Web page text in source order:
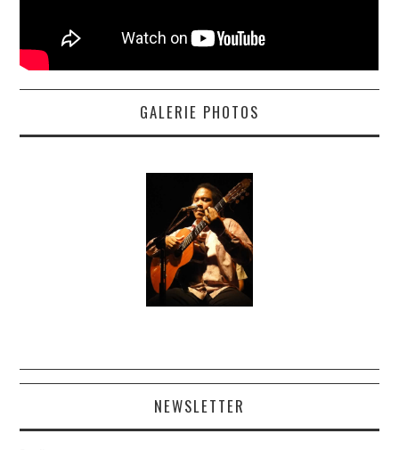
GALERIE PHOTOS
NEWSLETTER